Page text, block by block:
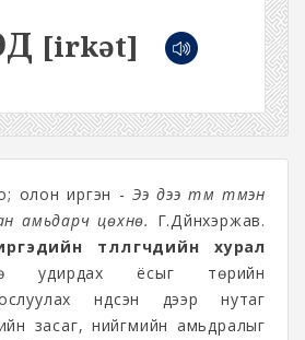
[irkət]
олон иргэн -Ээ дээ түм түмэн
амьдарч цөхнө. Г.Дүйнхэржав.
төлөөлөгчдийн хурал
удирдах ёсыг төрийн
үндсэн дээр нутаг
засаг, нийгмийн амьдралыг